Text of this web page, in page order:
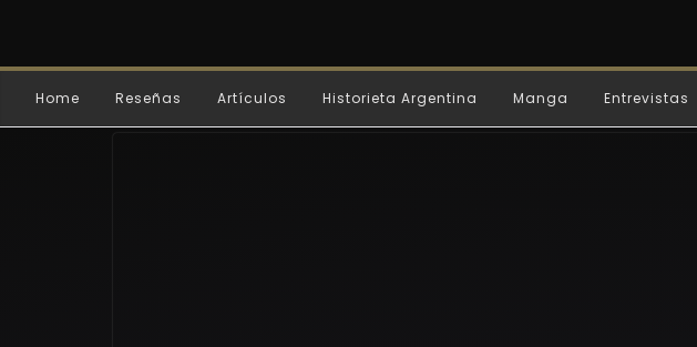
Home Reseñas Artículos Historieta Argentina Manga Entrevistas